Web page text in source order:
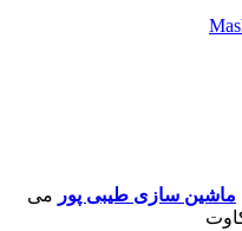
ماشین سازی طیبی پور می